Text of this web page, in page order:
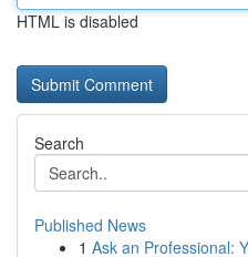
HTML is disabled
Search
Published News
1 Ask an Professional: